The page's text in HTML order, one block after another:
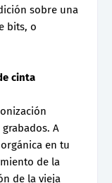
sobre una
bits, o
cinta
A
en tu
de la
de la vieja